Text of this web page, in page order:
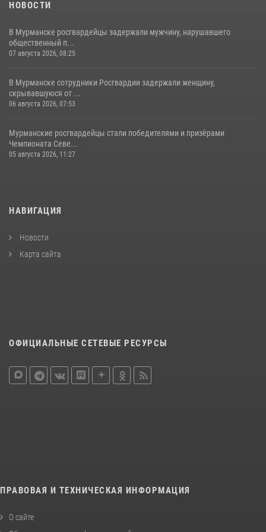
НОВОСТИ
В Мурманске росгвардейцы задержали мужчину, нарушавшего
общественный п...
07 августа 2026, 08:25
В Мурманске сотрудники Росгвардии задержали женщину,
скрывавшуюся от ...
06 августа 2026, 07:53
Мурманские росгвардейцы стали победителями и призёрами
Чемпионата Севе...
05 августа 2026, 11:27
НАВИГАЦИЯ
Новости
Карта сайта
ОФИЦИАЛЬНЫЕ СЕТЕВЫЕ РЕСУРСЫ
ПРАВОВАЯ И ТЕХНИЧЕСКАЯ ИНФОРМАЦИЯ
О сайте